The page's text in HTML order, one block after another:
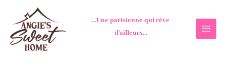
contenu
...Une parisienne qui rêve
d'ailleurs...